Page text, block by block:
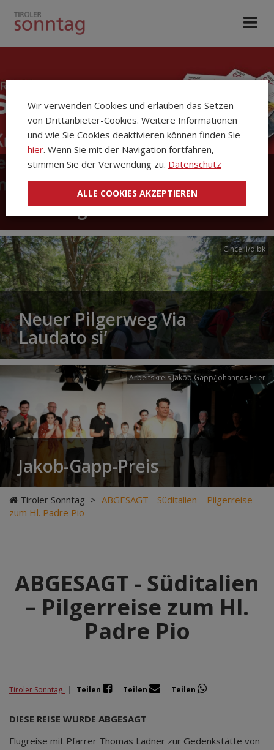
Die Kirchenzeitung Tiroler
Sonntag
Cincelli/dibk
Neuer Pilgerweg Via
Laudato si’
Arbeitskreis Jakob Gapp/Johannes Erler
Jakob-Gapp-Preis
Tiroler Sonntag > ABGESAGT - Süditalien – Pilgerreise
zum Hl. Padre Pio
ABGESAGT - Süditalien
– Pilgerreise zum Hl.
Padre Pio
Tiroler Sonntag | Teilen Teilen Teilen
DIESE REISE WURDE ABGESAGT
Flugreise mit Pfarrer Thomas Ladner zur Gedenkstätte von
Wir verwenden Cookies und erlauben das Setzen
von Drittanbieter-Cookies. Weitere Informationen
und wie Sie Cookies deaktivieren können finden Sie
hier. Wenn Sie mit der Navigation fortfahren,
stimmen Sie der Verwendung zu. Datenschutz
ALLE COOKIES AKZEPTIEREN